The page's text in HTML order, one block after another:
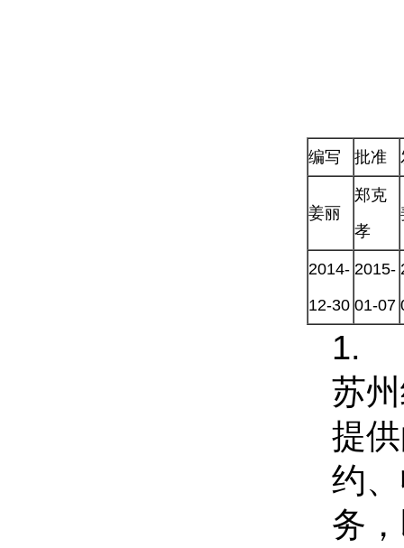
编写 批准
姜丽
郑克
孝
2014-
12-30
2015-
01-07
1.
苏
提
约
务